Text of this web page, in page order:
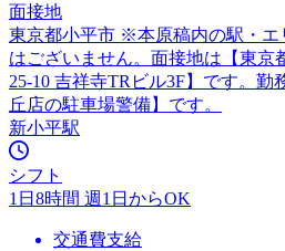
面接地
東京都小平市 ※本原稿内の駅・エ
はございません。面接地は【東京
25-10 吉祥寺TRビル3F】です。勤
丘店の駐車場警備】です。
新小平駅
シフト
1日8時間 週1日からOK
交通費支給